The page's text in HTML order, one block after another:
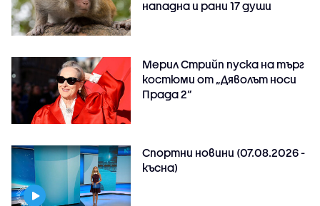
нападна и рани 17 души
Мерил Стрийп пуска на търг
костюми от „Дяволът носи
Прада 2“
Спортни новини (07.08.2026 -
късна)